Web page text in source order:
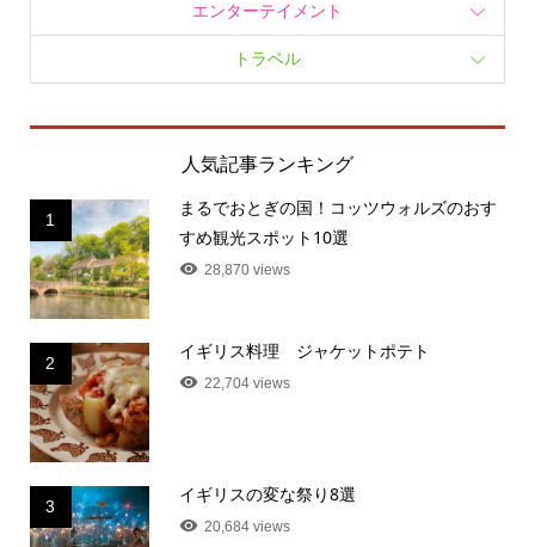
エンターテイメント
トラベル
人気記事ランキング
1
まるでおとぎの国！コッツウォルズのおす
すめ観光スポット10選
28,870 views
2
イギリス料理 ジャケットポテト
22,704 views
3
イギリスの変な祭り8選
20,684 views